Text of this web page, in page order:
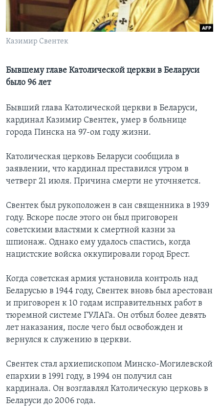
Learning English
СОЦИАЛЬНЫЕ СЕТИ
Казимир Свентек
Бывшему главе Католической церкви в Беларуси
было 96 лет
Бывший глава Католической церкви в Беларуси,
кардинал Казимир Свентек, умер в больнице
города Пинска на 97-ом году жизни.
Католическая церковь Беларуси сообщила в
заявлении, что кардинал преставился утром в
четверг 21 июля. Причина смерти не уточняется.
Свентек был рукоположен в сан священника в 1939
году. Вскоре после этого он был приговорен
советскими властями к смертной казни за
шпионаж. Однако ему удалось спастись, когда
нацистские войска оккупировали город Брест.
Когда советская армия установила контроль над
Беларусью в 1944 году, Свентек вновь был арестован
и приговорен к 10 годам исправительных работ в
тюремной системе ГУЛАГа. Он отбыл более девять
лет наказания, после чего был освобожден и
вернулся к служению в церкви.
Свентек стал архиепископом Минско-Могилевской
епархии в 1991 году, в 1994 он получил сан
кардинала. Он возглавлял Католическую церковь в
Беларуси до 2006 года.